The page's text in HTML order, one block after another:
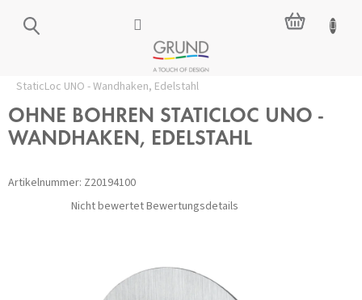
Inhalt
springen
Zubehör ohne Bohren / Haken
StaticLoc UNO - Wandhaken, Edelstahl
OHNE BOHREN STATICLOC UNO -
WANDHAKEN, EDELSTAHL
Artikelnummer: Z20194100
Die
durchschnittliche
Nicht bewertetBewertungsdetails